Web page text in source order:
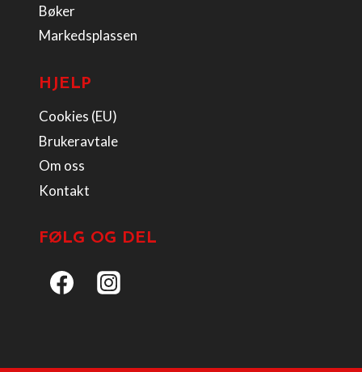
Bøker
Markedsplassen
HJELP
Cookies (EU)
Brukeravtale
Om oss
Kontakt
FØLG OG DEL